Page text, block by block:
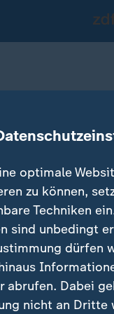
Vize
optimale
zu können,
Techniken
sind unbedingt
dürfen
abrufen. Dabei
nicht an Dritte